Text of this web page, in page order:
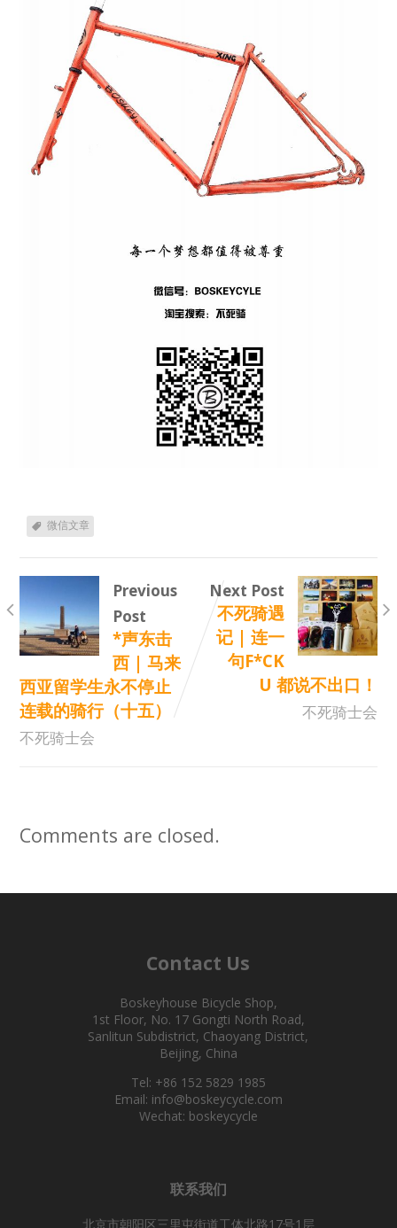
微信文章
Previous
Post
*声东击
西 | 马来
西亚留学生永不停止
连载的骑行（十五）
不死骑士会
Next Post
不死骑遇
记 | 连一
句F*CK
U 都说不出口！
不死骑士会
Comments are closed.
Contact Us
Boskeyhouse Bicycle Shop,
1st Floor, No. 17 Gongti North Road,
Sanlitun Subdistrict, Chaoyang District,
Beijing, China
Tel: +86 152 5829 1985
Email: info@boskeycycle.com
Wechat: boskeycycle
联系我们
北京市朝阳区三里屯街道工体北路17号1层